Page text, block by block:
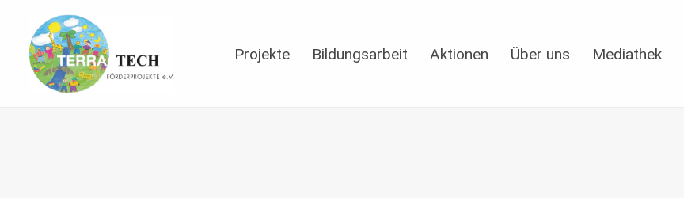
Projekte Bildungsarbeit Aktionen Über uns Mediathek